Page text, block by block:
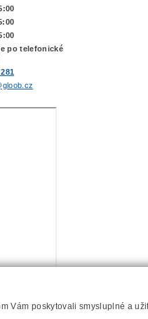
po telefonické
Vám poskytovali smysluplné a